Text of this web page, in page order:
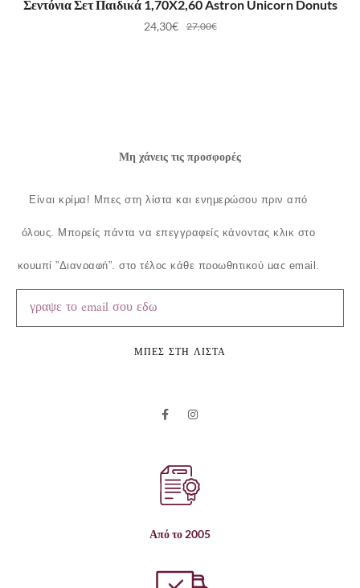
Σεντόνια Σετ Παιδικά 1,70X2,60 Astron Unicorn Donuts
27,00€
24,30€
Μη χάνεις τις προσφορές
Είναι κρίμα! Μπες στη λίστα και ενημερώσου πριν από
όλους. Μπορείς πάντα να επεγγραφείς κάνοντας κλικ στο
κουμπί ”Διαγραφή”, στο τέλος κάθε προωθητικού μας email.
ΜΠΕΣ ΣΤΗ ΛΙΣΤΑ
Από το 2005